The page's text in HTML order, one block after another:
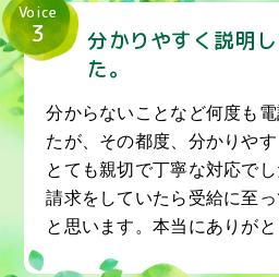
Voice
3
分かりやすく説明
た。
分からないことなど何度も
たが、その都度、分かりやす
とても親切で丁寧な対応で
請求をしていたら受給に至
と思います。本当にありがと